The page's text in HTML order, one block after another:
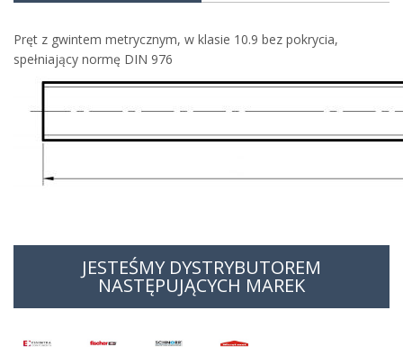
Pręt z gwintem metrycznym, w klasie 10.9 bez pokrycia,
spełniający normę DIN 976
JESTEŚMY DYSTRYBUTOREM
NASTĘPUJĄCYCH MAREK